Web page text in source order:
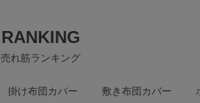
RANKING
売れ筋ランキング
掛け布団カバー 敷き布団カバー